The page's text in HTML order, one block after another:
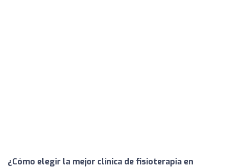
¿Cómo elegir la mejor clínica de fisioterapia en